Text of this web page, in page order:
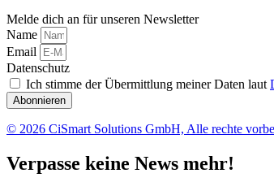
Melde dich an für unseren Newsletter
Name
Email
Datenschutz
Ich stimme der Übermittlung meiner Daten laut
Abonnieren
© 2026 CiSmart Solutions GmbH, Alle rechte
Verpasse keine News mehr!